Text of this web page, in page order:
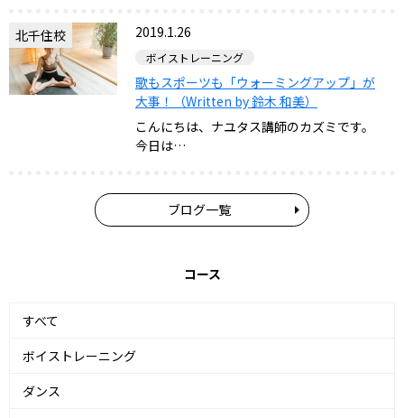
北千住校 2019.1.26
ボイストレーニング
歌もスポーツも「ウォーミングアップ」が
大事！（Written by 鈴木 和美）
こんにちは、ナユタス講師のカズミです。
今日は…
ブログ一覧
コース
すべて
ボイストレーニング
ダンス